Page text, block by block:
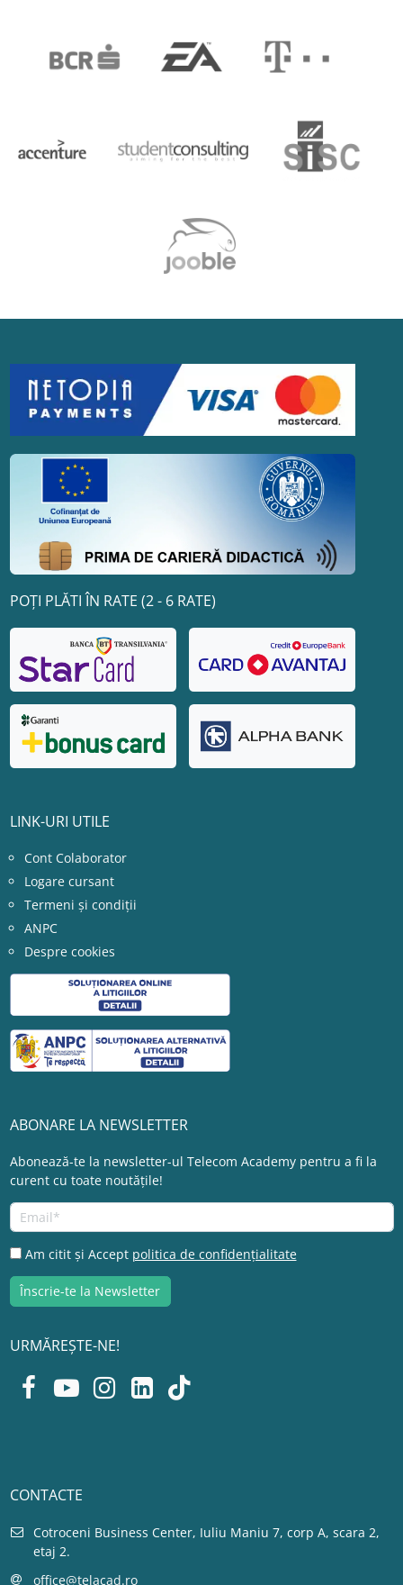
POȚI PLĂTI ÎN RATE (2 - 6 RATE)
LINK-URI UTILE
Cont Colaborator
Logare cursant
Termeni și condiții
ANPC
Despre cookies
ABONARE LA NEWSLETTER
Abonează-te la newsletter-ul Telecom Academy pentru a fi la
curent cu toate noutățile!
Am citit și Accept politica de confidențialitate
URMĂREȘTE-NE!
CONTACTE
Cotroceni Business Center, Iuliu Maniu 7, corp A, scara 2,
etaj 2.
office@telacad.ro